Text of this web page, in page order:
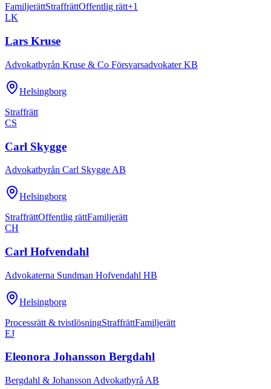
FamiljerättStraffrättOffentlig rätt+1
LK
Lars Kruse
Advokatbyrån Kruse & Co Försvarsadvokater KB
Helsingborg
Straffrätt
CS
Carl Skygge
Advokatbyrån Carl Skygge AB
Helsingborg
StraffrättOffentlig rättFamiljerätt
CH
Carl Hofvendahl
Advokaterna Sundman Hofvendahl HB
Helsingborg
Processrätt & tvistlösningStraffrättFamiljerätt
EJ
Eleonora Johansson Bergdahl
Bergdahl & Johansson Advokatbyrå AB